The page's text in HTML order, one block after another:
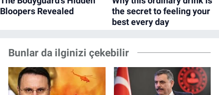
Bunlar da ilginizi çekebilir